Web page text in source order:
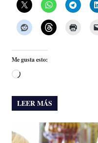
Me gusta esto:
Cargando...
LEER MÁS